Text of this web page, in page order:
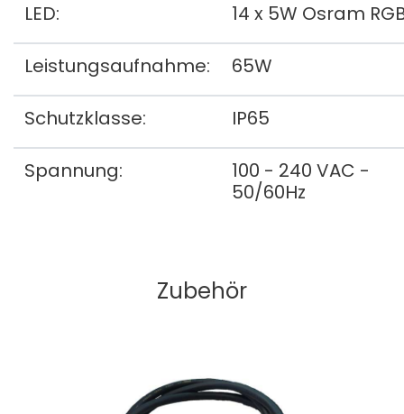
LED: 14 x 5W Osram
Leistungsaufnahme: 65W
Schutzklasse: IP65
Spannung:
100 - 240 VAC -
50/60Hz
Zubehör